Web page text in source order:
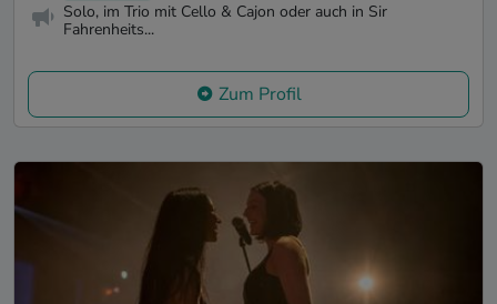
Solo, im Trio mit Cello & Cajon oder auch in Sir
Fahrenheits...
Zum Profil